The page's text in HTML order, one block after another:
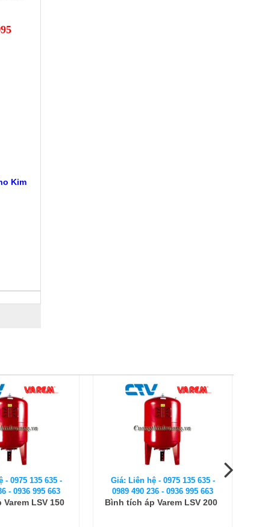
Kim
- 0975 135 635 -
- 0936 995 663
LSV 200
Giá: Liên hệ - 0975 135 635 -
0989 490 236 - 0936 995 663
Bình tích áp Varem LSV 300